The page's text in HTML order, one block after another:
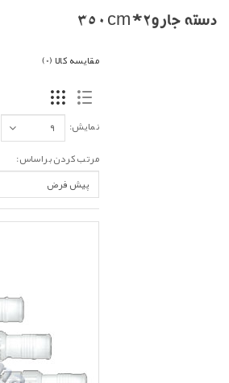
دسته جارو2*350cm
مقایسه کالا (0)
نمایش:
مرتب کردن براساس: